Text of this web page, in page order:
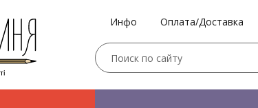
Инфо Оплата/Доставка